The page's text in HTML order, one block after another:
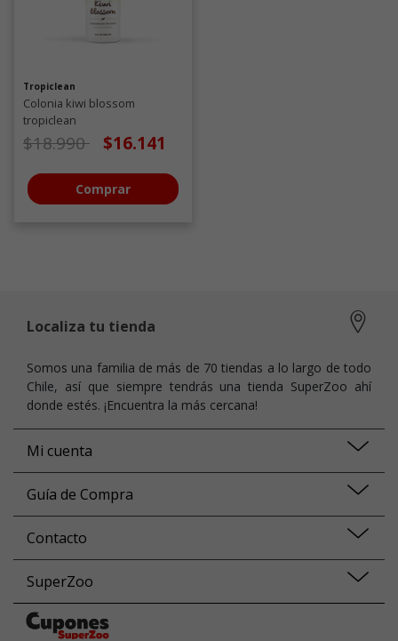
Tropiclean
Colonia kiwi blossom
tropiclean
Precio de oferta desde
$18.990a $16.141
Comprar
Localiza tu tienda
Somos una familia de más de 70 tiendas a lo largo de todo
Chile, así que siempre tendrás una tienda SuperZoo ahí
donde estés. ¡Encuentra la más cercana!
Mi cuenta
Guía de Compra
Contacto
SuperZoo